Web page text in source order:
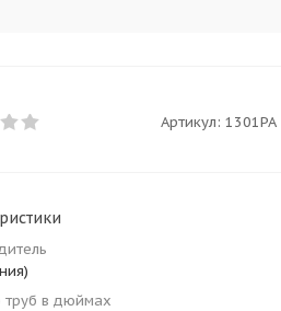
Артикул: 1301РА
труб в дюймах